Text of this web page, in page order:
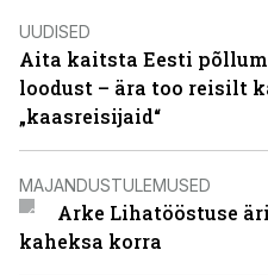
UUDISED
Aita kaitsta Eesti
loodust – ära too reisilt
„kaasreisijaid“
MAJANDUSTULEMUSED
Arke Lihatööstuse
kaheksa korra